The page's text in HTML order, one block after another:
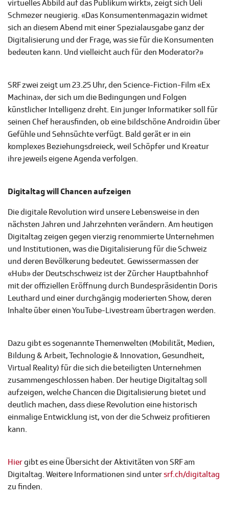
virtuelles Abbild auf das Publikum wirkt», zeigt sich Ueli
Schmezer neugierig. «Das Konsumentenmagazin widmet
sich an diesem Abend mit einer Spezialausgabe ganz der
Digitalisierung und der Frage, was sie für die Konsumenten
bedeuten kann. Und vielleicht auch für den Moderator?»
SRF zwei zeigt um 23.25 Uhr, den Science-Fiction-Film «Ex
Machina», der sich um die Bedingungen und Folgen
künstlicher Intelligenz dreht. Ein junger Informatiker soll für
seinen Chef herausfinden, ob eine bildschöne Androidin über
Gefühle und Sehnsüchte verfügt. Bald gerät er in ein
komplexes Beziehungsdreieck, weil Schöpfer und Kreatur
ihre jeweils eigene Agenda verfolgen.
Digitaltag will Chancen aufzeigen
Die digitale Revolution wird unsere Lebensweise in den
nächsten Jahren und Jahrzehnten verändern. Am heutigen
Digitaltag zeigen gegen vierzig renommierte Unternehmen
und Institutionen, was die Digitalisierung für die Schweiz
und deren Bevölkerung bedeutet. Gewissermassen der
«Hub» der Deutschschweiz ist der Zürcher Hauptbahnhof
mit der offiziellen Eröffnung durch Bundespräsidentin Doris
Leuthard und einer durchgängig moderierten Show, deren
Inhalte über einen YouTube-Livestream übertragen werden.
Dazu gibt es sogenannte Themenwelten (Mobilität, Medien,
Bildung & Arbeit, Technologie & Innovation, Gesundheit,
Virtual Reality) für die sich die beteiligten Unternehmen
zusammengeschlossen haben. Der heutige Digitaltag soll
aufzeigen, welche Chancen die Digitalisierung bietet und
deutlich machen, dass diese Revolution eine historisch
einmalige Entwicklung ist, von der die Schweiz profitieren
kann.
Hiergibt es eine Übersicht der Aktivitäten von SRF am
Digitaltag. Weitere Informationen sind untersrf.ch/digitaltag
zu finden.